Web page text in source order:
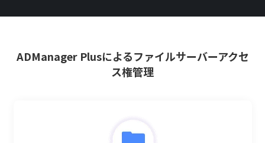
除します。
ADManager Plusによるファイルサーバーアクセ
ス権管理